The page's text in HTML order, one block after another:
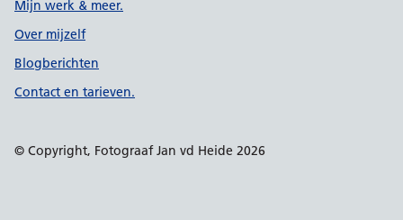
Mijn werk & meer.
Over mijzelf
Blogberichten
Contact en tarieven.
© Copyright, Fotograaf Jan vd Heide 2026